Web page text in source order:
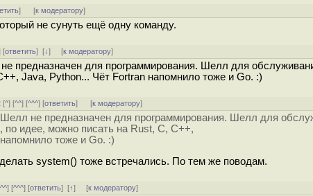
] [к модератору]
не сунуть ещё одну команду.
[ответить][↓] [к модератору]
предназначен для программирования. Шелл для
Java, Python... Чёт Fortran напомнило тоже и Go. :)
[^] [^^] [^^^] [ответить] [к модератору]
не предназначен для программирования. Шелл для
идее, можно писать на Rust, C, C++,
тоже и Go. :)
system() тоже встречались. По тем же поводам.
^^] [^^^] [ответить][↑] [к модератору]